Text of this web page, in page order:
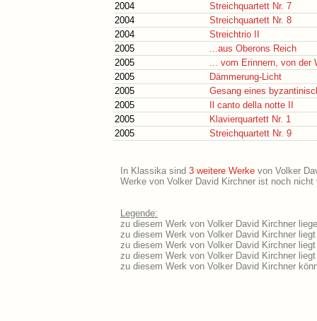
2004
Streichquartett Nr. 7
2004
Streichquartett Nr. 8
2004
Streichtrio II
2005
...aus Oberons Reich
2005
... vom Erinnern, von der
2005
Dämmerung-Licht
2005
Gesang eines
2005
Il canto della notte II
2005
Klavierquartett Nr. 1
2005
Streichquartett Nr. 9
In Klassika sind 3 weitere Werke von Volker
Werke von Volker David Kirchner ist noch
Legende:
zu diesem Werk von Volker David Kirchner
zu diesem Werk von Volker David Kirchner
zu diesem Werk von Volker David Kirchner
zu diesem Werk von Volker David Kirchner
zu diesem Werk von Volker David Kirchner